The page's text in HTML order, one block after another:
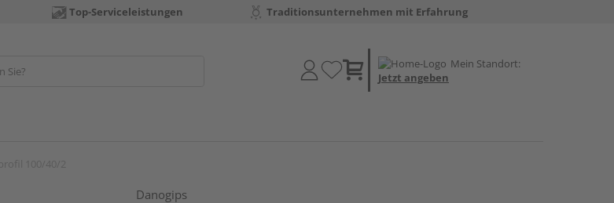
Top-Serviceleistungen Traditionsunternehmen mit Erfahrung
Mein Standort:
Jetzt angeben
Danogips